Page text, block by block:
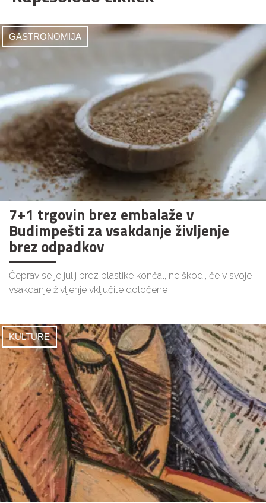
GASTRONOMIJA
7+1 trgovin brez embalaže v
Budimpešti za vsakdanje življenje
brez odpadkov
Čeprav se je julij brez plastike končal, ne škodi, če v svoje
vsakdanje življenje vključite določene
KULTURE